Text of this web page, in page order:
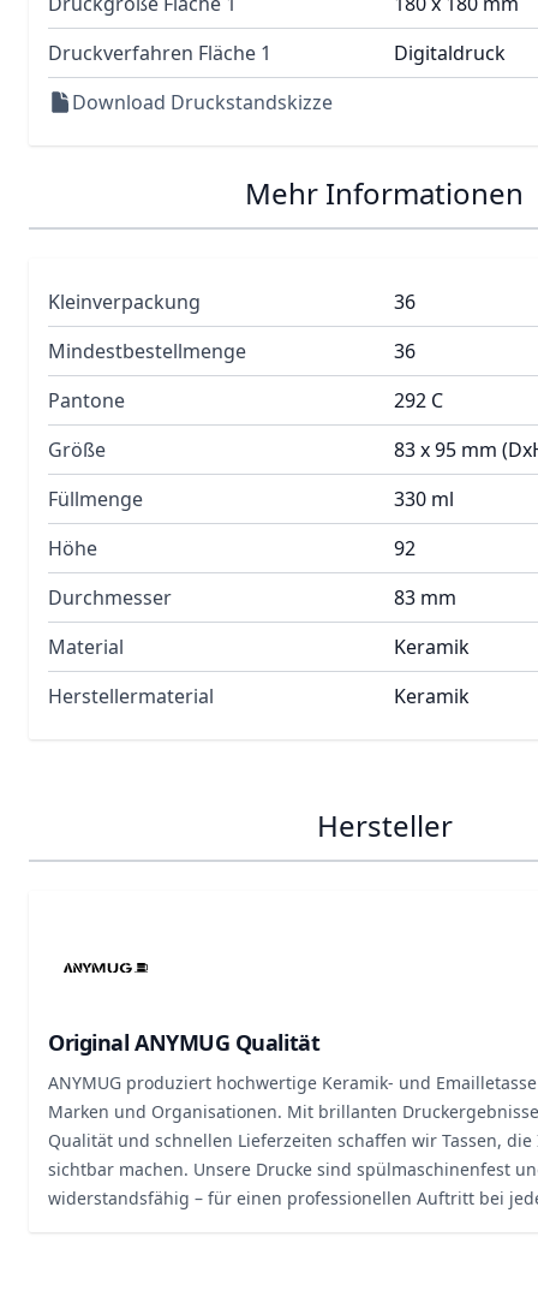
Druckverfahren Fläche 1
Digitaldruck
Download Druckstandskizze
Mehr Informationen
Kleinverpackung
36
Mindestbestellmenge
36
Pantone
292 C
Größe
83 x 95 mm
Füllmenge
330 ml
Höhe
92
Durchmesser
83 mm
Material
Keramik
Herstellermaterial
Keramik
Hersteller
Original ANYMUG Qualität
ANYMUG produziert hochwertige Keramik- und
Marken und Organisationen. Mit brillanten
Qualität und schnellen Lieferzeiten schaffen wir Tassen,
sichtbar machen. Unsere Drucke sind spülmaschinenfest
widerstandsfähig – für einen professionellen Auftritt bei